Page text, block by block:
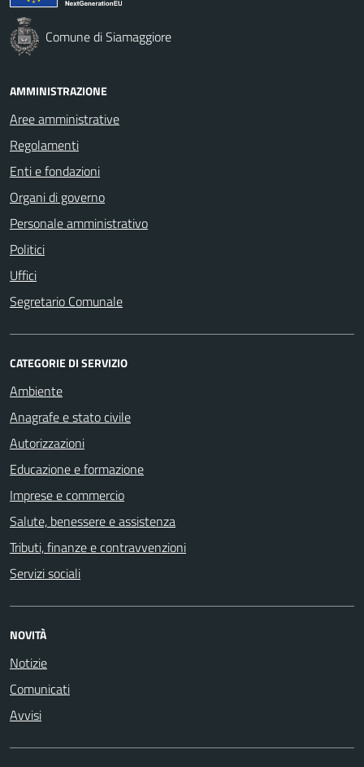
Comune di Siamaggiore
AMMINISTRAZIONE
Aree amministrative
Regolamenti
Enti e fondazioni
Organi di governo
Personale amministrativo
Politici
Uffici
Segretario Comunale
CATEGORIE DI SERVIZIO
Ambiente
Anagrafe e stato civile
Autorizzazioni
Educazione e formazione
Imprese e commercio
Salute, benessere e assistenza
Tributi, finanze e contravvenzioni
Servizi sociali
NOVITÀ
Notizie
Comunicati
Avvisi